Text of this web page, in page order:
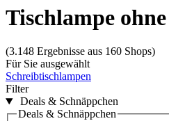
Tischlampe
(3.148 Ergebnisse aus 160 Shops)
Für Sie ausgewählt
Schreibtischlampen
Filter
Deals & Schnäppchen
Deals & Schnäppchen